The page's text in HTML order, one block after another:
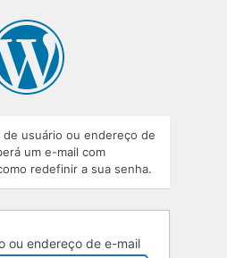
usuário ou endereço de
um e-mail com
redefinir a sua senha.
ou endereço de e-mail